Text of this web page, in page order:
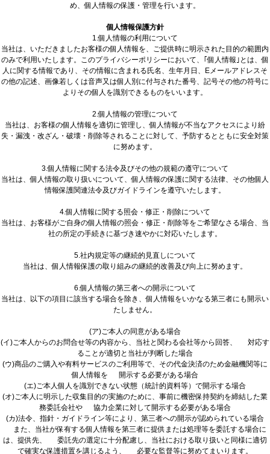
め、個人情報の保護・管理を行います。
個人情報保護方針
1.個人情報の利用について
当社は、いただきましたお客様の個人情報を、ご提供時に明示された目的の範囲内
のみで利用いたします。このプライバシーポリシーにおいて、｢個人情報｣とは、個
人に関する情報であり、その情報に含まれる氏名、生年月日、Eメールアドレスそ
の他の記述、画像若しくは音声又は個人別に付与された番号、記号その他の符号に
よりその個人を識別できるものをいいます。
2.個人情報の管理について
当社は、お客様の個人情報を適切に管理し、個人情報が不当なアクセスにより紛
失・漏洩・改ざん・破壊・削除等されることに対して、予防するとともに安全対策
に努めます。
3.個人情報に関する法令及びその他の規範の遵守について
当社は、個人情報の取り扱いについて、個人情報の保護に関する法律、その他個人
情報保護関連法令及びガイドラインを遵守いたします。
4.個人情報に関する照会・修正・削除について
当社は、お客様がご自身の個人情報の照会・修正・削除等をご希望なさる場合、当
社の所定の手続きに基づき速やかに対応いたします。
5.社内規定等の継続的見直しについて
当社は、個人情報保護の取り組みの継続的改善及び向上に努めます。
6.個人情報の第三者への開示について
当社は、以下の項目に該当する場合を除き、個人情報をいかなる第三者にも開示い
たしません。
(ア)ご本人の同意がある場合
(イ)ご本人からのお問合せ等の内容から、当社と関わる会社等から回答、 対応す
ることが適切と当社が判断した場合
(ウ)商品のご購入や有料サービスのご利用等で、その代金決済のため金融機関等に
個人情報を 開示する必要がある場合
(エ)ご本人個人を識別できない状態（統計的資料等）で開示する場合
(オ)ご本人に明示した収集目的の実施のために、事前に機密保持契約を締結した業
務委託会社や 協力企業に対して開示する必要がある場合
(カ)法令、指針・ガイドライン等により、第三者への開示が認められている場合
また、当社が保有する個人情報を第三者に提供または処理等を委託する場合に
は、提供先、 委託先の選定に十分配慮し、当社における取り扱いと同様に適切
で確実な保護措置を講じるよう、 必要な監督等に努めてまいります。